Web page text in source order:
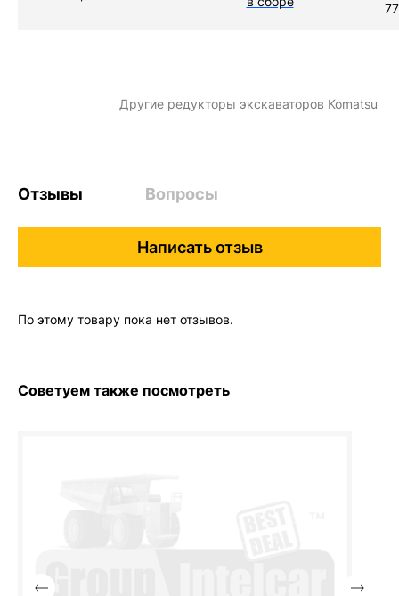
Другие редукторы экскаваторов Komatsu
Отзывы Вопросы
Написать отзыв
По этому товару пока нет отзывов.
Советуем также посмотреть